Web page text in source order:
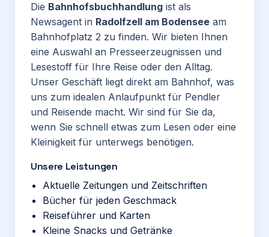
Die Bahnhofsbuchhandlung ist als
Newsagent in Radolfzell am Bodensee am
Bahnhofplatz 2 zu finden. Wir bieten Ihnen
eine Auswahl an Presseerzeugnissen und
Lesestoff für Ihre Reise oder den Alltag.
Unser Geschäft liegt direkt am Bahnhof, was
uns zum idealen Anlaufpunkt für Pendler
und Reisende macht. Wir sind für Sie da,
wenn Sie schnell etwas zum Lesen oder eine
Kleinigkeit für unterwegs benötigen.
Unsere Leistungen
Aktuelle Zeitungen und Zeitschriften
Bücher für jeden Geschmack
Reiseführer und Karten
Kleine Snacks und Getränke